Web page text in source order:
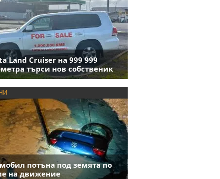
Land Cruiser на 999 999
търси нов собственик
потъна под земята по
на движение